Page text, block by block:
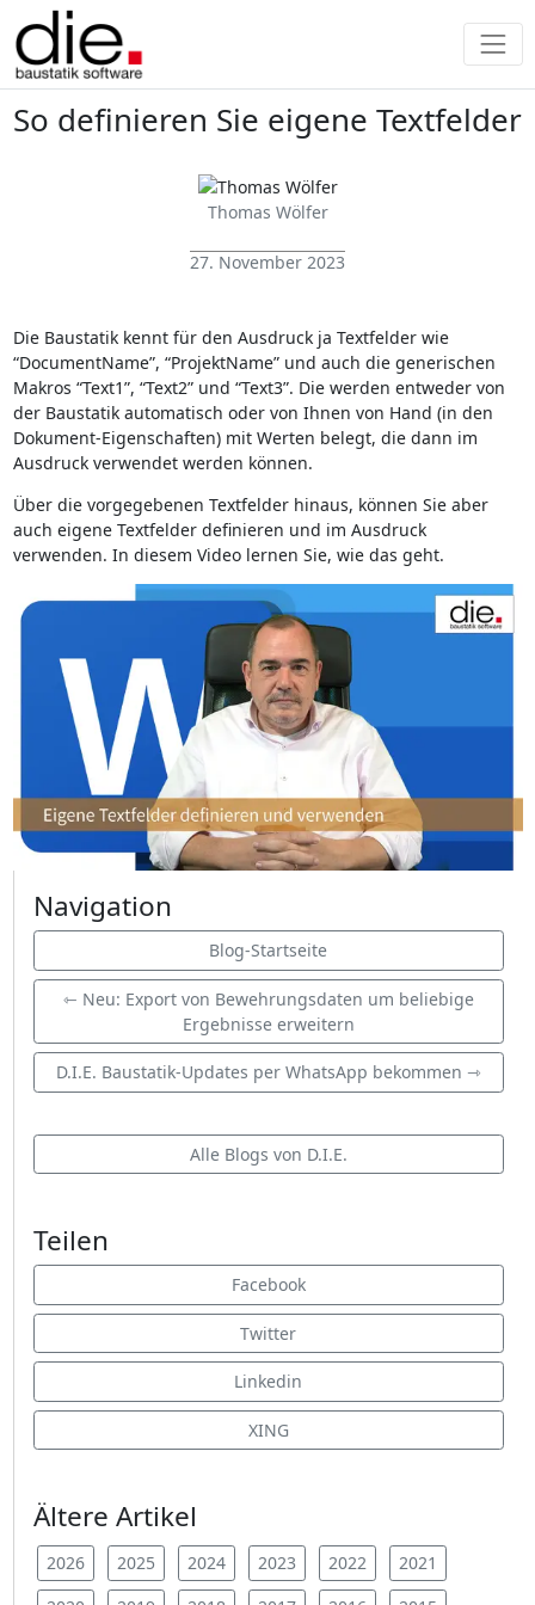
So definieren Sie eigene Textfelder
Thomas Wölfer
27. November 2023
Die Baustatik kennt für den Ausdruck ja Textfelder wie
“DocumentName”, “ProjektName” und auch die generischen
Makros “Text1”, “Text2” und “Text3”. Die werden entweder von
der Baustatik automatisch oder von Ihnen von Hand (in den
Dokument-Eigenschaften) mit Werten belegt, die dann im
Ausdruck verwendet werden können.
Über die vorgegebenen Textfelder hinaus, können Sie aber
auch eigene Textfelder definieren und im Ausdruck
verwenden. In diesem Video lernen Sie, wie das geht.
Navigation
Blog-Startseite
⇽ Neu: Export von Bewehrungsdaten um beliebige
Ergebnisse erweitern
D.I.E. Baustatik-Updates per WhatsApp bekommen ⇾
Alle Blogs von D.I.E.
Teilen
Facebook
Twitter
Linkedin
XING
Ältere Artikel
2026 2025 2024 2023 2022
2021